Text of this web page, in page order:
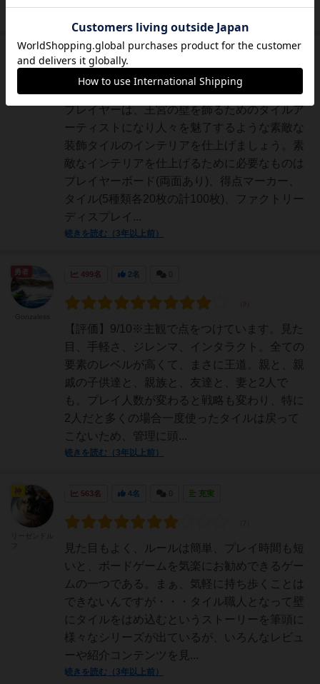
348名 0名
プレイヤーは、王宮の壁を飾るためのタイルア
ーティストになり人々を魅了するような素敵な
装飾タイルのインテリアを仕上げましょう。素
敵なインテリアを仕上げるために必要なものは
プレイヤーボード(両面あり)、得点マーカー、
タイル(5種類各20枚の計100枚)、ファクトリー
ディスプレイ...
続きを読む（3年以上前）
499名 2名
【評価】9/10※主観で点をつけています。見た
目、手軽さ、ジレンマ、インタラクト。全ての
要素のレベルが高くて、まさに王道。親と、親
戚の子供達と、親族と、友達と、妻と2人で
も。プレイ人数が変わると戦略も変わり、特に
2人だと多くの場合一度使ったタイルは戻って
こないため、管理に頭...
続きを読む（3年以上前）
勇者
563名 4名 充実
見た目もよく、ルールは簡単、プレイ時間も短
いと、ボードゲームを気楽にお勧めできるゲー
ムの一つである。まぁ、気軽に持ち歩くことは
できないんですが・・・タイル職人となって壁
にタイルをはめ込むというストーリーを筆頭に
様々なシリーズが出ているが、いろんなレビュ
ーや紹介コンテンツを見...
続きを読む（3年以上前）
神